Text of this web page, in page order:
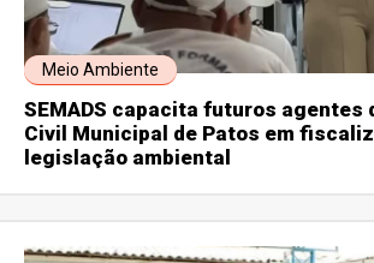
Meio Ambiente
SEMADS capacita futuros agentes
Civil Municipal de Patos em
legislação ambiental